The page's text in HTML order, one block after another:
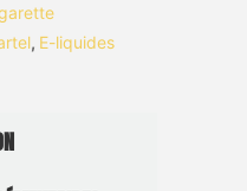
, E-liquides